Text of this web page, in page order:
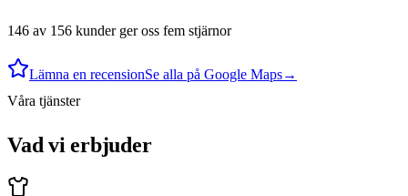
146 av 156 kunder ger oss fem stjärnor
Lämna en recensionSe alla på Google Maps→
Våra tjänster
Vad vi erbjuder